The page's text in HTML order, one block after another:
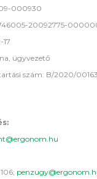
09-000930
20092775-
ügyvezető
szám: B/2020/